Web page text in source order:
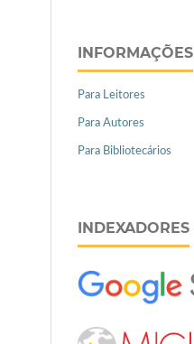
INFORMAÇÕES
Para Leitores
Para Autores
Para Bibliotecários
INDEXADORES